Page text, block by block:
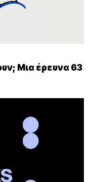
Μια έρευνα 63